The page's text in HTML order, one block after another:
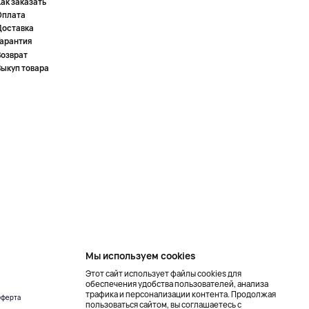
товара
Создание сайта –
NetLab
Мы используем cookies
Этот сайт использует файлы cookies для
обеспечения удобства пользователей, анализа
трафика и персонализации контента. Продолжая
пользоваться сайтом, вы соглашаетесь с